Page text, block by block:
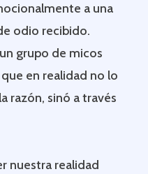
a una
odio recibido.
grupo de micos
en realidad no lo
razón, sinó a través
nuestra realidad